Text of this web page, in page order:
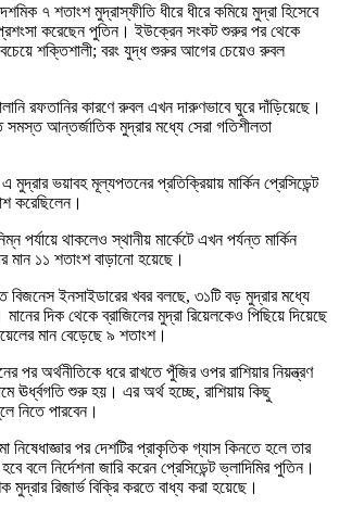
৭ শতাংশ মুদ্রাস্ফীতি ধীরে ধীরে কমিয়ে মুদ্রা হিসেবে
করেছেন পুতিন। ইউক্রেন সংকট শুরুর পর থেকে
শক্তিশালী; বরং যুদ্ধ শুরুর আগের চেয়েও রুবল
রফতানির কারণে রুবল এখন দারুণভাবে ঘুরে দাঁড়িয়েছে।
আন্তর্জাতিক মুদ্রার মধ্যে সেরা গতিশীলতা
ভয়াবহ মূল্যপতনের প্রতিক্রিয়ায় মার্কিন প্রেসিডেন্ট
করেছিলেন।
পর্যায়ে থাকলেও স্থানীয় মার্কেটে এখন পর্যন্ত মার্কিন
মান ১১ শতাংশ বাড়ানো হয়েছে।
বিজনেস ইনসাইডারের খবর বলছে, ৩১টি বড় মুদ্রার মধ্যে
দিক থেকে ব্রাজিলের মুদ্রা রিয়েলকেও পিছিয়ে দিয়েছে
মান বেড়েছে ৯ শতাংশ।
পর অর্থনীতিকে ধরে রাখতে পুঁজির ওপর রাশিয়ার নিয়ন্ত্রণ
ঊর্ধ্বগতি শুরু হয়। এর অর্থ হচ্ছে, রাশিয়ায় কিছু
নিতে পারবেন।
নিষেধাজ্ঞার পর দেশটির প্রাকৃতিক গ্যাস কিনতে হলে তার
বলে নির্দেশনা জারি করেন প্রেসিডেন্ট ভ্লাদিমির পুতিন।
মুদ্রার রিজার্ভ বিক্রি করতে বাধ্য করা হয়েছে।